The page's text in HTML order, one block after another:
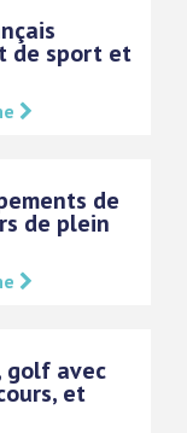
de sport et
de
de plein
golf avec
et